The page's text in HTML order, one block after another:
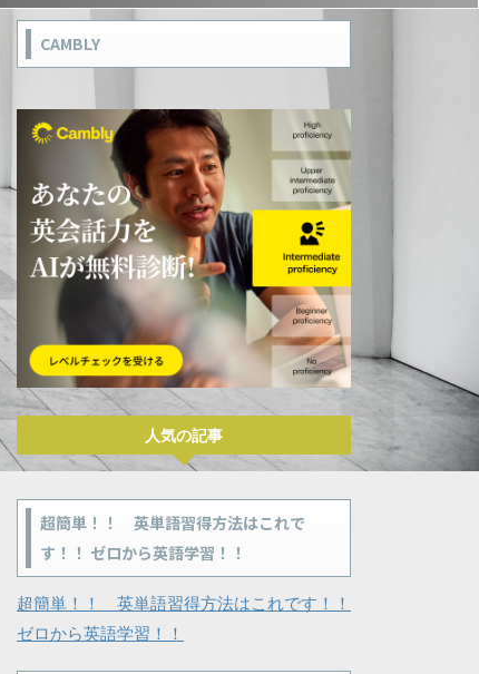
CAMBLY
人気の記事
超簡単！！ 英単語習得方法はこれで
す！！ ゼロから英語学習！！
超簡単！！ 英単語習得方法はこれです！！
ゼロから英語学習！！